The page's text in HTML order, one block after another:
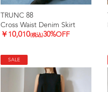
TRUNC 88
Cross Waist Denim Skirt
￥10,010(税込)30%OFF
SALE